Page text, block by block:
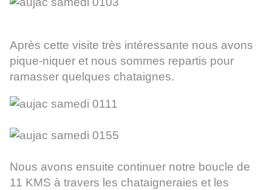
Après cette visite très intéressante nous avons
pique-niquer et nous sommes repartis pour
ramasser quelques chataignes.
Nous avons ensuite continuer notre boucle de
11 KMS à travers les chataigneraies et les